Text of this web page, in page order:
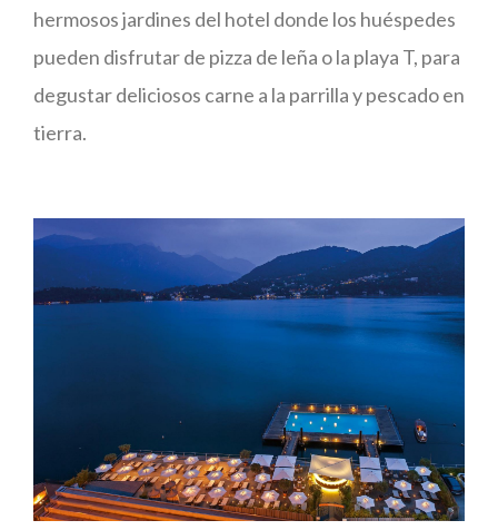
hermosos jardines del hotel donde los huéspedes
pueden disfrutar de pizza de leña o la playa T, para
degustar deliciosos carne a la parrilla y pescado en
tierra.